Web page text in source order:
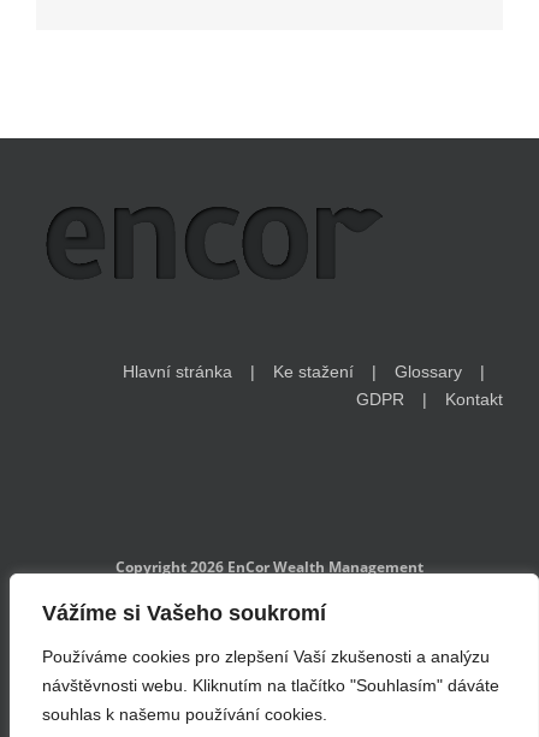
Vážíme si Vašeho soukromí
Používáme cookies pro zlepšení Vaší zkušenosti a analýzu
návštěvnosti webu. Kliknutím na tlačítko "Souhlasím" dáváte
souhlas k našemu používání cookies.
Hlavní stránka Ke stažení
Glossary
GDPR
Kontakt
Copyright 2026 EnCor Wealth Management
EnCor Wealth Management s r.o. je investičním zprostředkovatelem
registrovaným Českou národní bankou a podléhá regulatornímu
za nabídku, výzvu k nabídce, radu k nákupu nebo prodeji cenných
papírů ani za konkrétní investiční doporučení. Minulá výkonnost není
zárukou budoucích výsledků. Příklady držby jsou pouze ilustrativní a
nezohledňují finanční situaci a osobní poměry jednotlivých investorů.
Investice do cenných papírů mohou ztratit na hodnotě. Rizika spojená